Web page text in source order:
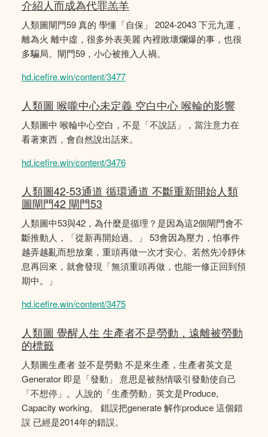
介紹人而成為代罪羔羊
人類圖閘門59 真的 學懂「自保」 2024-2043 下元九運，
離為火 離中虛，很多外表美麗 內裡敗壞爛爆的事，也很
多騙局。閘門59，小心被推入人禍。
hd.icefire.win/content/3477
人類圖 喉嚨中心未定義 空白中心 喉輪的影響
人類圖中 喉輪中心空白，不是「不說話」，當注意力在
看著東西，會自然說出話來。
hd.icefire.win/content/3476
人類圖42-53通道 循環通道 不斷重新開始人類
圖閘門42 閘門53
人類圖中53與42，為什麼是循理？是因為這2個閘門會不
斷推動人，「從新再開始過。」 53會因為壓力，怕事件
越弄越亂而想放棄，重頭再做一次才安心。若然先冷靜休
息再回來，就會發現「無須重頭再做，也能一修正回到預
期中。」
hd.icefire.win/content/3475
人類圖 覺醒人生 生產者不是勞動，遠離被勞動
的標籤
人類圖生產者 並不是勞動 不是來生產，生產者英文是
Generator 即是「發動」 意思是被熱情吸引發動使自己
「不想停」。人說的「生產勞動」英文是Produce,
Capacity working。 錯誤把generate 解作produce 這個錯
誤 已經是2014年的錯誤。